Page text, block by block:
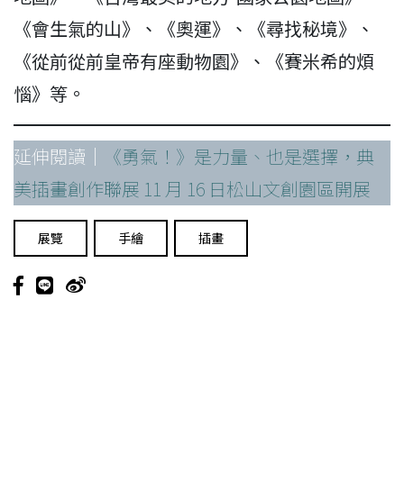
《會生氣的山》、《奧運》、《尋找秘境》、
《從前從前皇帝有座動物園》、《賽米希的煩
惱》等。
延伸閱讀｜
《勇氣！》是力量、也是選擇，典
美插畫創作聯展 11 月 16 日松山文創園區開展
展覽 手繪 插畫